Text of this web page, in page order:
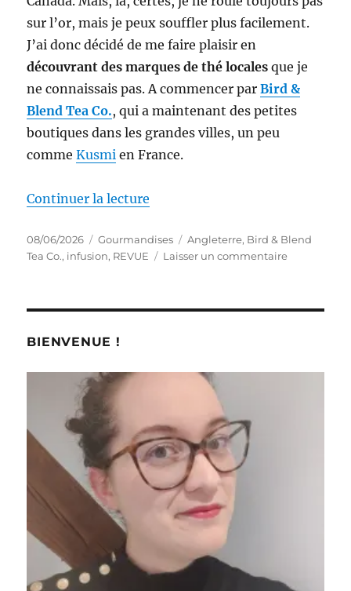
sur l’or, mais je peux souffler plus facilement.
J’ai donc décidé de me faire plaisir en
découvrant des marques de thé locales que je
ne connaissais pas. A commencer parBird &
Blend Tea Co., qui a maintenant des petites
boutiques dans les grandes villes, un peu
commeKusmi en France.
Continuer la lecture
Publié
le
08/06/2026 Catégories
Gourmandises Étiquettes
Angleterre, Bird & Blend
Tea Co., infusion, REVUE Laisser un commentairesur
–
BIENVENUE !